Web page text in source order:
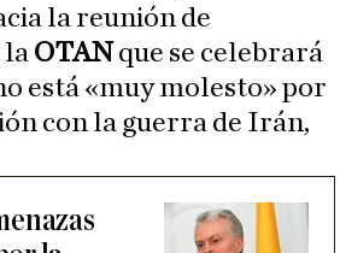
la reunión de
la OTANque se celebrará
está «muy molesto» por
con la guerra de Irán,